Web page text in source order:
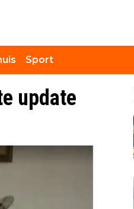
Sport
update